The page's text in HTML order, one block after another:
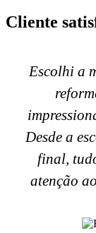
Cliente
Escolhi a
Desde a
final,
atenção